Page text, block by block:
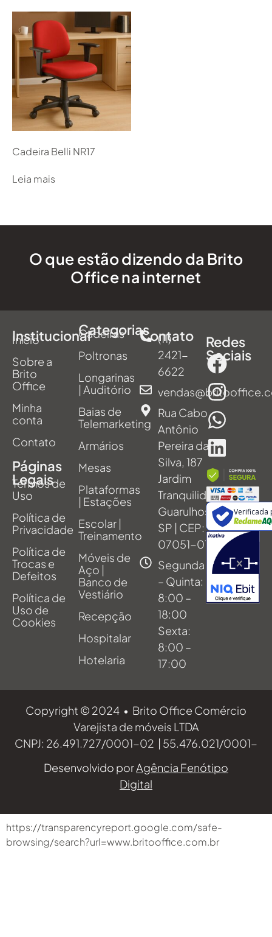
Cadeira Belli NR17
Leia mais
O que estão dizendo da Brito
Office na internet
Institucional
Início
Sobre a
Brito
Office
Minha
conta
Contato
Páginas
Legais
Termos de
Uso
Política de
Privacidade
Política de
Trocas e
Defeitos
Política de
Uso de
Cookies
Categorias
Cadeiras
Poltronas
Longarinas
| Auditório
Baias de
Telemarketing
Armários
Mesas
Plataformas
| Estações
Escolar |
Treinamento
Móveis de
Aço |
Banco de
Vestiário
Recepção
Hospitalar
Hotelaria
Contato
(11)
2421-
6622
Rua Cabo
Antônio
Pereira da
Silva, 187
Jardim
Tranquilidade,
Guarulhos -
SP | CEP:
07051-011
Segunda
– Quinta:
8:00 –
18:00
Sexta:
8:00 –
17:00
Redes
Sociais
Verificada
Copyright © 2024 • Brito Office Comércio
Varejista de móveis LTDA
CNPJ: 26.491.727/0001-02 | 55.476.021/0001-
70 | 55.807.355/0001-89
Desenvolvido porAgência Fenótipo
Digital
https://transparencyreport.google.com/safe-
browsing/search?url=www.britooffice.com.br